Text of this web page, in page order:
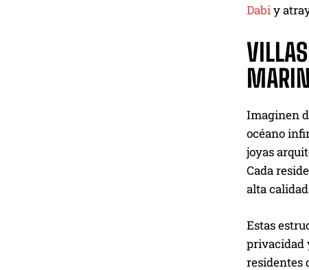
Dabiy
Imaginen
océano
joyas
Cada
alta
Estas
privacidad
residentes